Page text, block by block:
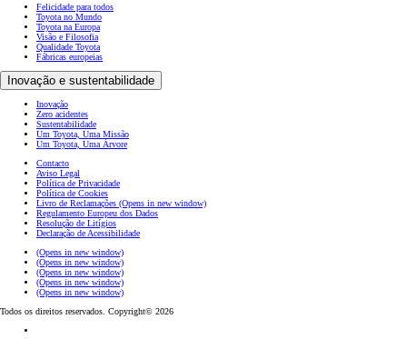
Felicidade para todos
Toyota no Mundo
Toyota na Europa
Visão e Filosofia
Qualidade Toyota
Fábricas europeias
Inovação e sustentabilidade
Inovação
Zero acidentes
Sustentabilidade
Um Toyota, Uma Missão
Um Toyota, Uma Árvore
Contacto
Aviso Legal
Política de Privacidade
Política de Cookies
Livro de Reclamações (Opens in new window)
Regulamento Europeu dos Dados
Resolução de Litígios
Declaração de Acessibilidade
(Opens in new window)
(Opens in new window)
(Opens in new window)
(Opens in new window)
(Opens in new window)
Todos os direitos reservados. Copyright© 2026